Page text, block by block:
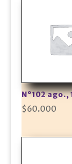
N°102 ago.,
$60.000